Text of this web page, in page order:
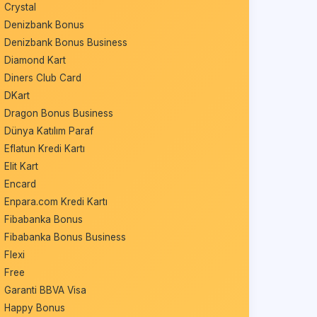
Crystal
Denizbank Bonus
Denizbank Bonus Business
Diamond Kart
Diners Club Card
DKart
Dragon Bonus Business
Dünya Katılım Paraf
Eflatun Kredi Kartı
Elit Kart
Encard
Enpara.com Kredi Kartı
Fibabanka Bonus
Fibabanka Bonus Business
Flexi
Free
Garanti BBVA Visa
Happy Bonus